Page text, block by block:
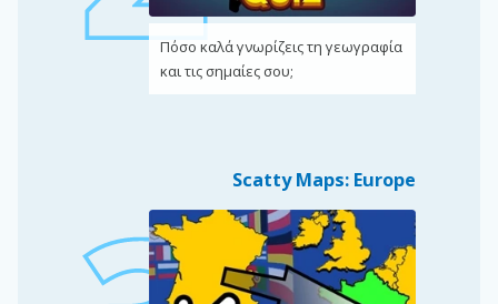
Πόσο καλά γνωρίζεις τη γεωγραφία
και τις σημαίες σου;
Scatty Maps: Europe